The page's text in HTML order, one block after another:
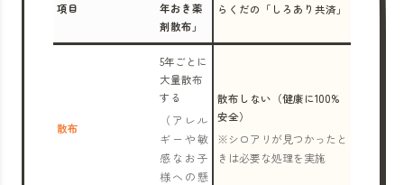
項目
年おき薬
剤散布」
らくだの「しろあり共済」
散布
5年ごとに
大量散布
する
（アレル
ギーや敏
感なお子
様への懸
散布しない（健康に100%
安全）
※シロアリが見つかったと
きは必要な処理を実施